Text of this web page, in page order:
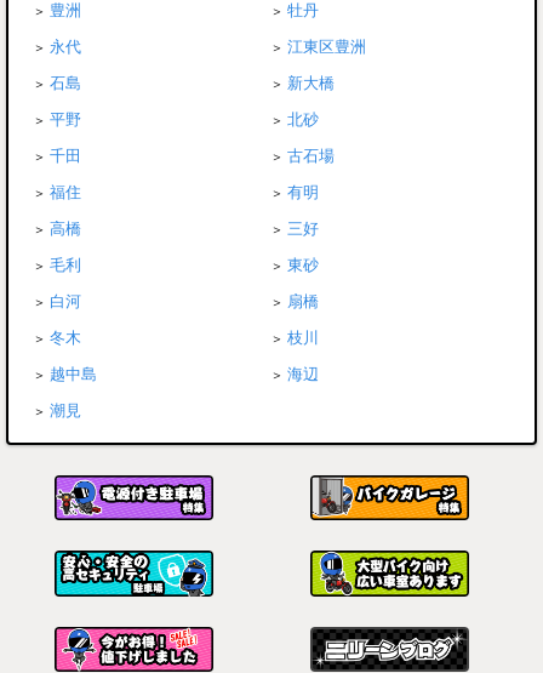
豊洲
牡丹
永代
江東区豊洲
石島
新大橋
平野
北砂
千田
古石場
福住
有明
高橋
三好
毛利
東砂
白河
扇橋
冬木
枝川
越中島
海辺
潮見